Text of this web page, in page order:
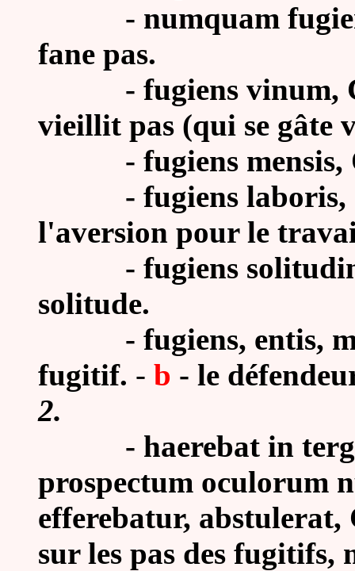
- numquam
fane pas.
- fugiens vinum,
vieillit pas (qui se gâte
- fugiens mensis,
- fugiens laboris,
l'aversion pour le
- fugiens
solitude.
- fugiens, entis,
fugitif. - b - le
2.
- haerebat in
prospectum oculorum
efferebatur,
sur les pas des fugitifs,